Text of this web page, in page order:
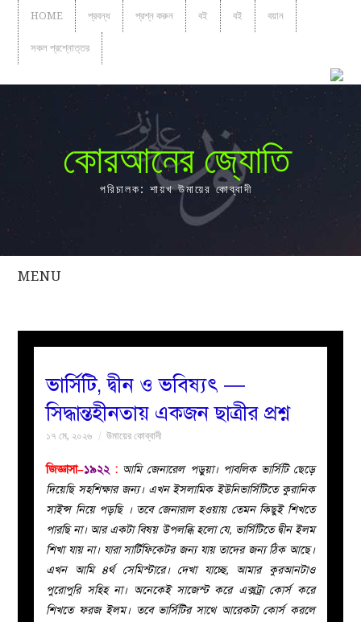
HOME প্রবন্ধ প্রশ্ন করুন বই বই বয়ান
সকল প্রশ্নোত্তর
কোরআনের জ্যোতি
পরিচালক: শায়খ উমায়ের কোব্বাদী
MENU
সকল
বয়ান
নারীদের
পাতা
ইসলাহী
প্রশ্ন
ভার্সিটি, দ্বীন ও ভবিষ্যৎ —
সিদ্ধান্তহীনতায় একজন ছাত্রীর প্রশ্ন
১৭ মে, ২০২৬ উমায়ের কোব্বাদী
জিজ্ঞাসা–১৯২২ : আমি জেনারেল পড়ুয়া। পাবলিক ভার্সিটি ছেড়ে
দিয়েছি সহশিক্ষার জন্য। এখন ইসলামিক ইউনিভার্সিটিতে কুরানিক
সাইন্স নিয়ে পড়ছি । তবে জেনারাল হওয়ায় তেমন কিছুই শিখতে
পারছি না। আর একটা বিষয় উপলব্ধি হলো যে, ভার্সিটিতে দ্বীন ইলম
শিখা যায় না। যারা সার্টিফিকেটর জন্য যায় তাদের জন্য ঠিক আছে।
এখন আমি ৪র্থ সেমিস্টারে। দেখা যাচ্ছে, আমার কুরআনটাও
পুরোপুরি সহিহ না। অনেকেই সাজেস্ট করে এক্সট্রা কোর্স করে
শিখতে ফরজ ইলম। তবে ভার্সিটির সাথে আরেকটা কোর্স করলে